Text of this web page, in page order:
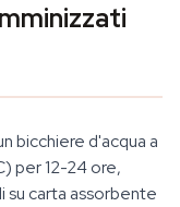
bicchiere d'acqua a
per 12-24 ore,
su carta assorbente